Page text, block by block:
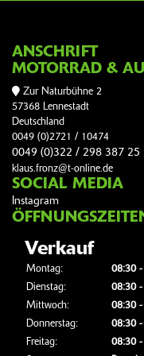
ANSCHRIFT
MOTORRAD &
Zur Naturbühne 2
57368 Lennestadt
Deutschland
0049 (0)2721 / 10474
0049 (0)322 / 298 387 25
klaus.fronz@t-online.de
SOCIAL MEDIA
Instagram
Verkauf
Montag:
08:30
Dienstag:
08:30
Mittwoch:
08:30
Donnerstag:
08:30
Freitag:
08:30